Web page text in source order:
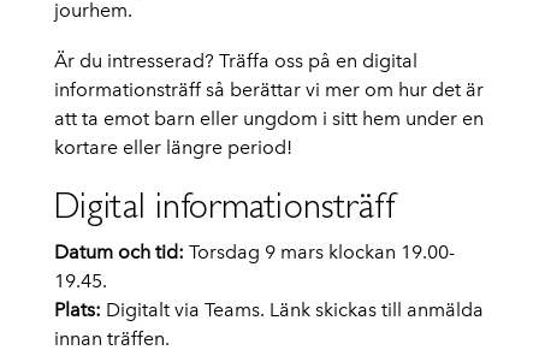
jourhem.
Är du intresserad? Träffa oss på en digital
informationsträff så berättar vi mer om hur det är
att ta emot barn eller ungdom i sitt hem under en
kortare eller längre period!
Digital informationsträff
Datum och tid: Torsdag 9 mars klockan 19.00-
19.45.
Plats: Digitalt via Teams. Länk skickas till anmälda
innan träffen.